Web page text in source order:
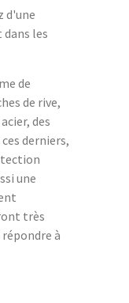
d'une
les
de
de rive,
des
derniers,
une
très
à